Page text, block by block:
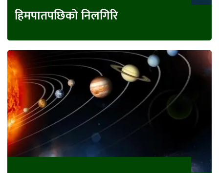
हिमपातपछिको निलगिरि